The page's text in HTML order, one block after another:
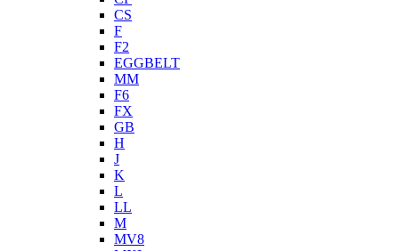
CS
F
F2
EGGBELT
MM
F6
FX
GB
H
J
K
L
LL
M
MV8